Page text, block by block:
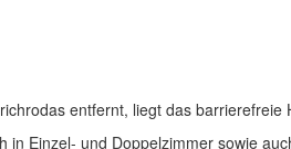
entfernt, liegt das barrierefreie
in Einzel- und Doppelzimmer sowie